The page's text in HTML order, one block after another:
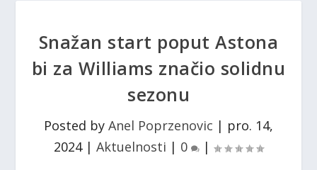
Snažan start poput Astona
bi za Williams značio solidnu
sezonu
Posted by Anel Poprzenovic | pro. 14,
2024| Aktuelnosti | 0 |